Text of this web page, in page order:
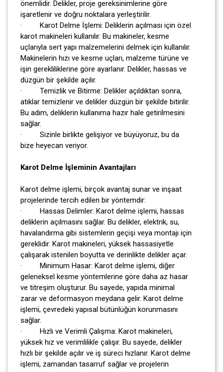
önemlidir. Delikler, proje gereksinimlerine göre
işaretlenir ve doğru noktalara yerleştirilir.
· Karot Delme İşlemi: Deliklerin açılması için özel
karot makineleri kullanılır. Bu makineler, kesme
uçlarıyla sert yapı malzemelerini delmek için kullanılır.
Makinelerin hızı ve kesme uçları, malzeme türüne ve
işin gerekliliklerine göre ayarlanır. Delikler, hassas ve
düzgün bir şekilde açılır.
· Temizlik ve Bitirme: Delikler açıldıktan sonra,
atıklar temizlenir ve delikler düzgün bir şekilde bitirilir.
Bu adım, deliklerin kullanıma hazır hale getirilmesini
sağlar.
· Sizinle birlikte gelişiyor ve büyüyoruz, bu da
bize heyecan veriyor.
Karot Delme İşleminin Avantajları
Karot delme işlemi, birçok avantaj sunar ve inşaat
projelerinde tercih edilen bir yöntemdir:
· Hassas Delimler: Karot delme işlemi, hassas
deliklerin açılmasını sağlar. Bu delikler, elektrik, su,
havalandırma gibi sistemlerin geçişi veya montajı için
gereklidir. Karot makineleri, yüksek hassasiyetle
çalışarak istenilen boyutta ve derinlikte delikler açar.
· Minimum Hasar: Karot delme işlemi, diğer
geleneksel kesme yöntemlerine göre daha az hasar
ve titreşim oluşturur. Bu sayede, yapıda minimal
zarar ve deformasyon meydana gelir. Karot delme
işlemi, çevredeki yapısal bütünlüğün korunmasını
sağlar.
· Hızlı ve Verimli Çalışma: Karot makineleri,
yüksek hız ve verimlilikle çalışır. Bu sayede, delikler
hızlı bir şekilde açılır ve iş süreci hızlanır. Karot delme
işlemi, zamandan tasarruf sağlar ve projelerin